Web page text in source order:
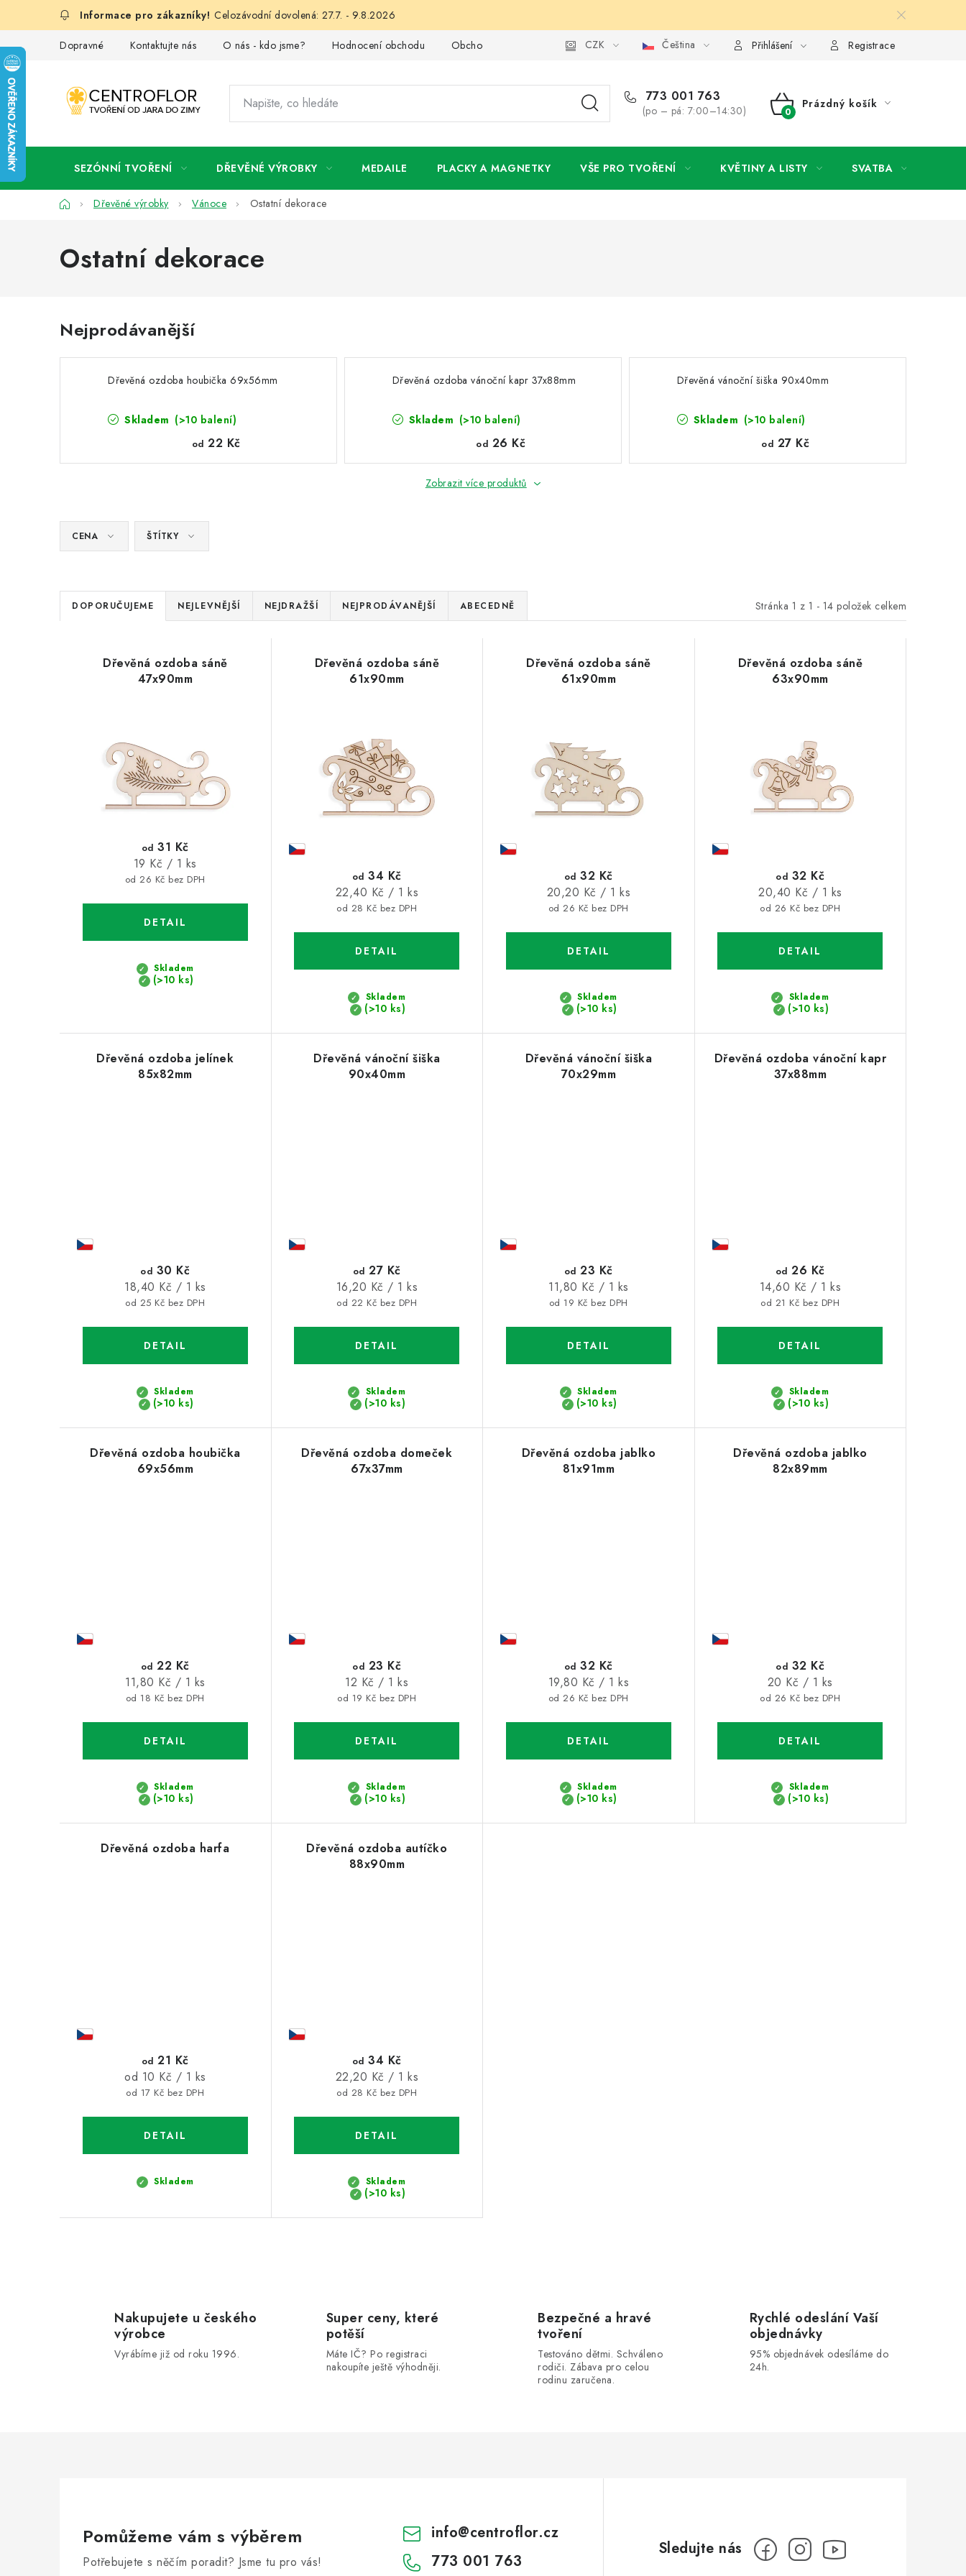
Celozávodní dovolená: 27.7. - 9.8.2026
Dopravné Kontaktujte nás O nás - kdo jsme? Hodnocení obchodu Obchodní podmínky Podmínky ochrany osobních údajů Jak získat lepší ceny? Moje objednávka
CZK Čeština Přihlášení Registrace
773 001 763
(po – pá: 7:00–14:30)
NÁKUPNÍ
Prázdný košík
SEZÓNNÍ TVOŘENÍ DŘEVĚNÉ VÝROBKY MEDAILE PLACKY A MAGNETKY VŠE PRO TVOŘENÍ KVĚTINY A LISTY SVATBA
DomůDřevěné výrobky Vánoce Ostatní dekorace
Ostatní dekorace
Nejprodávanější
Dřevěná ozdoba houbička 69x56mm
Skladem (>10 balení)
od 22 Kč
Dřevěná ozdoba vánoční kapr 37x88mm
Skladem (>10 balení)
od 26 Kč
Dřevěná vánoční šiška 90x40mm
Skladem (>10 balení)
od 27 Kč
Zobrazit více produktů
CENA ŠTÍTKY
Stránka 1 z 1 - 14 položek celkem
Ř
a
DOPORUČUJEME NEJLEVNĚJŠÍ NEJDRAŽŠÍ NEJPRODÁVANĚJŠÍ ABECEDNĚ
Dřevěná ozdoba sáně
47x90mm
Skladem
(>10 ks)
od 26 Kč bez DPH
od 31 Kč
Měrná
cena:
19 Kč / 1 ks
Dřevěná ozdoba sáně
61x90mm
Skladem
(>10 ks)
od 28 Kč bez DPH
od 34 Kč
Měrná
cena:
22,40 Kč / 1 ks
Dřevěná ozdoba sáně
61x90mm
Skladem
(>10 ks)
od 26 Kč bez DPH
od 32 Kč
Měrná
cena:
20,20 Kč / 1 ks
Dřevěná ozdoba sáně
63x90mm
Skladem
(>10 ks)
od 26 Kč bez DPH
od 32 Kč
Měrná
cena:
20,40 Kč / 1 ks
Dřevěná ozdoba jelínek
85x82mm
Skladem
(>10 ks)
od 25 Kč bez DPH
od 30 Kč
Měrná
cena:
18,40 Kč / 1 ks
Dřevěná vánoční šiška
90x40mm
Skladem
(>10 ks)
od 22 Kč bez DPH
od 27 Kč
Měrná
cena:
16,20 Kč / 1 ks
Dřevěná vánoční šiška
70x29mm
Skladem
(>10 ks)
od 19 Kč bez DPH
od 23 Kč
Měrná
cena:
11,80 Kč / 1 ks
Dřevěná ozdoba vánoční kapr
37x88mm
Skladem
(>10 ks)
od 21 Kč bez DPH
od 26 Kč
Měrná
cena:
14,60 Kč / 1 ks
Dřevěná ozdoba houbička
69x56mm
Skladem
(>10 ks)
od 18 Kč bez DPH
od 22 Kč
Měrná
cena:
11,80 Kč / 1 ks
Dřevěná ozdoba domeček
67x37mm
Skladem
(>10 ks)
od 19 Kč bez DPH
od 23 Kč
Měrná
cena:
12 Kč / 1 ks
Dřevěná ozdoba jablko
81x91mm
Skladem
(>10 ks)
od 26 Kč bez DPH
od 32 Kč
Měrná
cena:
19,80 Kč / 1 ks
Dřevěná ozdoba jablko
82x89mm
Skladem
(>10 ks)
od 26 Kč bez DPH
od 32 Kč
Měrná
cena:
20 Kč / 1 ks
Dřevěná ozdoba harfa
Skladem
od 17 Kč bez DPH
od 21 Kč
Měrná
cena:
od 10 Kč / 1 ks
Dřevěná ozdoba autíčko
88x90mm
Skladem
(>10 ks)
od 28 Kč bez DPH
od 34 Kč
Měrná
cena:
22,20 Kč / 1 ks
Nakupujete u českého
výrobce
Vyrábíme již od roku 1996.
Super ceny, které
potěší
Máte IČ? Po registraci
nakoupíte ještě výhodněji.
Bezpečné a hravé
tvoření
Testováno dětmi. Schváleno
rodiči. Zábava pro celou
rodinu zaručena.
Rychlé odeslání Vaší
objednávky
95% objednávek odesíláme do
24h.
Pomůžeme vám s výběrem
Potřebujete s něčím poradit? Jsme tu pro vás!
info@centroflor.cz
773 001 763